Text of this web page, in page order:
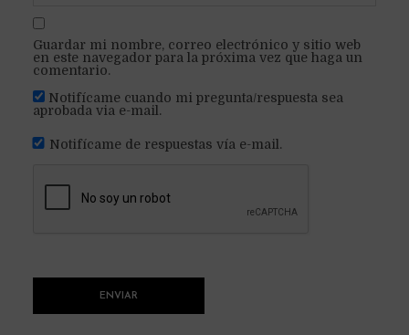
Guardar mi nombre, correo electrónico y sitio web
en este navegador para la próxima vez que haga un
comentario.
Notifícame cuando mi pregunta/respuesta sea
aprobada via e-mail.
Notifícame de respuestas vía e-mail.